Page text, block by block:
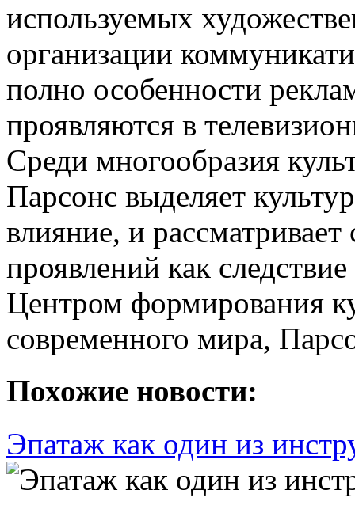
используемых
организации
полно особенности
проявляются в
Среди многообразия
Парсонс выделяет
влияние, и
проявлений как
Центром формирования
современного мира,
Похожие новости:
Эпатаж как один из